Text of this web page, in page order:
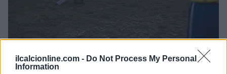
ilcalcionline.com - Do Not Process My Personal
Information
Calcio amatoriale in Svizzera: come ridurre gli infortuni e i
costi